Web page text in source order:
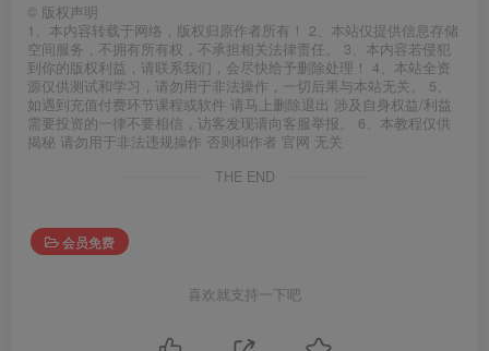
© 版权声明
1、本内容转载于网络，版权归原作者所有！ 2、本站仅提供信息存储
空间服务，不拥有所有权，不承担相关法律责任。 3、本内容若侵犯
到你的版权利益，请联系我们，会尽快给予删除处理！ 4、本站全资
源仅供测试和学习，请勿用于非法操作，一切后果与本站无关。 5、
如遇到充值付费环节课程或软件 请马上删除退出 涉及自身权益/利益
需要投资的一律不要相信，访客发现请向客服举报。 6、本教程仅供
揭秘 请勿用于非法违规操作 否则和作者 官网 无关
THE END
会员免费
喜欢就支持一下吧